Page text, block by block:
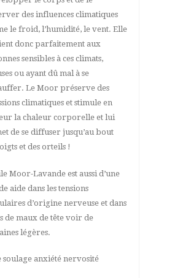
des influences climatiques
le froid, l’humidité, le vent. Elle
donc parfaitement aux
sensibles à ces climats,
ou ayant dû mal à se
Le Moor préserve des
climatiques et stimule en
la chaleur corporelle et lui
de se diffuser jusqu’au bout
et des orteils !
Moor-Lavande est aussi d’une
aide dans les tensions
d’origine nerveuse et dans
de maux de tête voir de
légères.
soulage anxiété nervosité